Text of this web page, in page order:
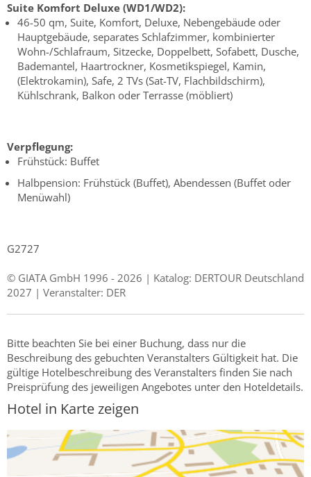
Suite Komfort Deluxe (WD1/WD2):
46-50 qm, Suite, Komfort, Deluxe, Nebengebäude oder
Hauptgebäude, separates Schlafzimmer, kombinierter
Wohn-/Schlafraum, Sitzecke, Doppelbett, Sofabett, Dusche,
Bademantel, Haartrockner, Kosmetikspiegel, Kamin,
(Elektrokamin), Safe, 2 TVs (Sat-TV, Flachbildschirm),
Kühlschrank, Balkon oder Terrasse (möbliert)
Verpflegung:
Frühstück: Buffet
Halbpension: Frühstück (Buffet), Abendessen (Buffet oder
Menüwahl)
G2727
© GIATA GmbH 1996 - 2026 | Katalog: DERTOUR Deutschland
2027 | Veranstalter: DER
Bitte beachten Sie bei einer Buchung, dass nur die
Beschreibung des gebuchten Veranstalters Gültigkeit hat. Die
gültige Hotelbeschreibung des Veranstalters finden Sie nach
Preisprüfung des jeweiligen Angebotes unter den Hoteldetails.
Hotel in Karte zeigen